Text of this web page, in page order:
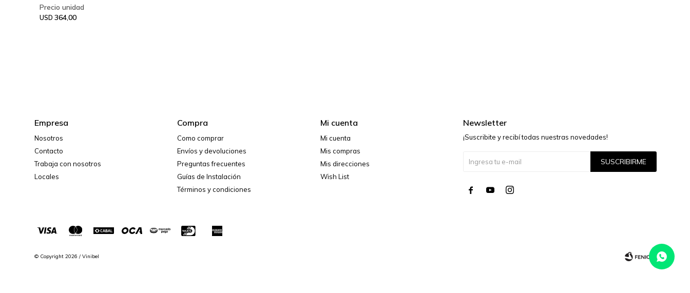
USD 364,00
Empresa
Nosotros
Contacto
Trabaja con nosotros
Locales
Compra
Como comprar
Envíos y devoluciones
Preguntas frecuentes
Guías de Instalación
Términos y condiciones
Mi cuenta
Mi cuenta
Mis compras
Mis direcciones
Wish List
Newsletter
¡Suscribite y recibí todas nuestras novedades!
SUSCRIBIRME
  
© Copyright 2026 / Vinibel